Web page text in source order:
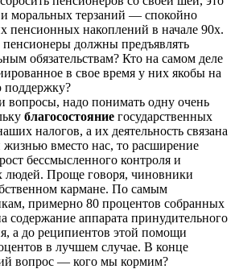
и моральных терзаний — спокойно
пенсионных накоплений в начале 90х.
должны предъявлять
обязательствам? Кто на самом деле
в свое время у них якобы на
вопросы, надо понимать одну очень
благосостояние государственных
налогов, а их деятельность связана
вместо нас, то расширение
бессмысленного контроля и
людей. Проще говоря, чиновники
кармане. По самым
примерно 80 процентов собранных
содержание аппарата принудительного
а до реципиентов этой помощи
в лучшем случае. В конце
вопрос — кого мы кормим?